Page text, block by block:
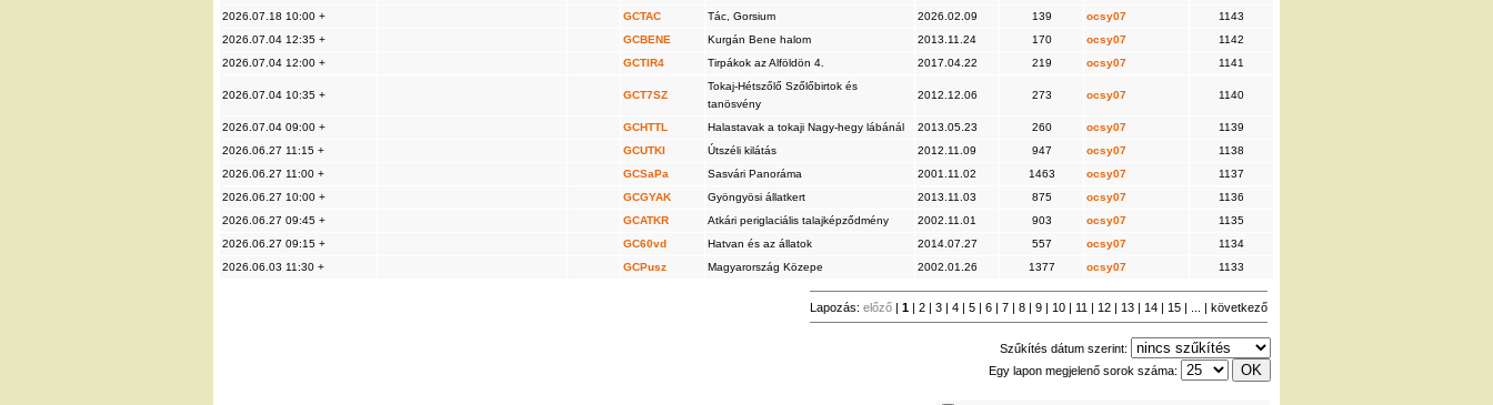
2026.07.18 10:00 + GCTAC Tác, Gorsium 2026.02.09 139 ocsy07
1143
2026.07.04 12:35 +
GCBENE Kurgán Bene halom 2013.11.24 170 ocsy07
1142
2026.07.04 12:00 +
GCTIR4 Tirpákok az Alföldön 4. 2017.04.22 219 ocsy07 1141
2026.07.04 10:35 + GCT7SZ
Tokaj-Hétszőlő Szőlőbirtok és
tanösvény
2012.12.06 273 ocsy07 1140
2026.07.04 09:00 + GCHTTL Halastavak a tokaji Nagy-hegy lábánál 2013.05.23 260 ocsy07
1139
2026.06.27 11:15 +
GCUTKI Útszéli kilátás 2012.11.09 947 ocsy07
1138
2026.06.27 11:00 +
GCSaPa Sasvári Panoráma 2001.11.02 1463 ocsy07
1137
2026.06.27 10:00 +
GCGYAK Gyöngyösi állatkert 2013.11.03 875 ocsy07
1136
2026.06.27 09:45 +
GCATKR Atkári periglaciális talajképződmény 2002.11.01 903 ocsy07
1135
2026.06.27 09:15 +
GC60vd Hatvan és az állatok 2014.07.27 557 ocsy07
1134
2026.06.03 11:30 +
GCPusz Magyarország Közepe 2002.01.26 1377 ocsy07 1133
Lapozás: előző | 1 | 2 | 3 | 4 | 5 | 6 | 7 | 8 | 9 | 10 | 11 | 12 | 13 | 14 | 15 | ... | következő
Szűkítés dátum szerint:
Egy lapon megjelenő sorok száma: